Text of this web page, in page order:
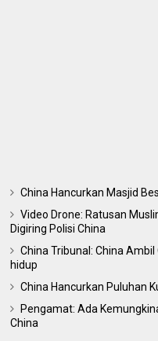
China Hancurkan Masjid
Video Drone: Ratusan
Digiring Polisi China
China Tribunal: China
hidup
China Hancurkan Puluhan
Pengamat: Ada
China